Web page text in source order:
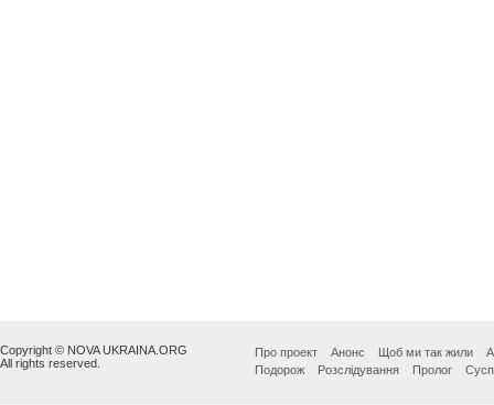
Copyright © NOVA UKRAINA.ORG
All rights reserved.
Про проект Анонс Щоб ми так жили
Подорож
Розслідування Пролог